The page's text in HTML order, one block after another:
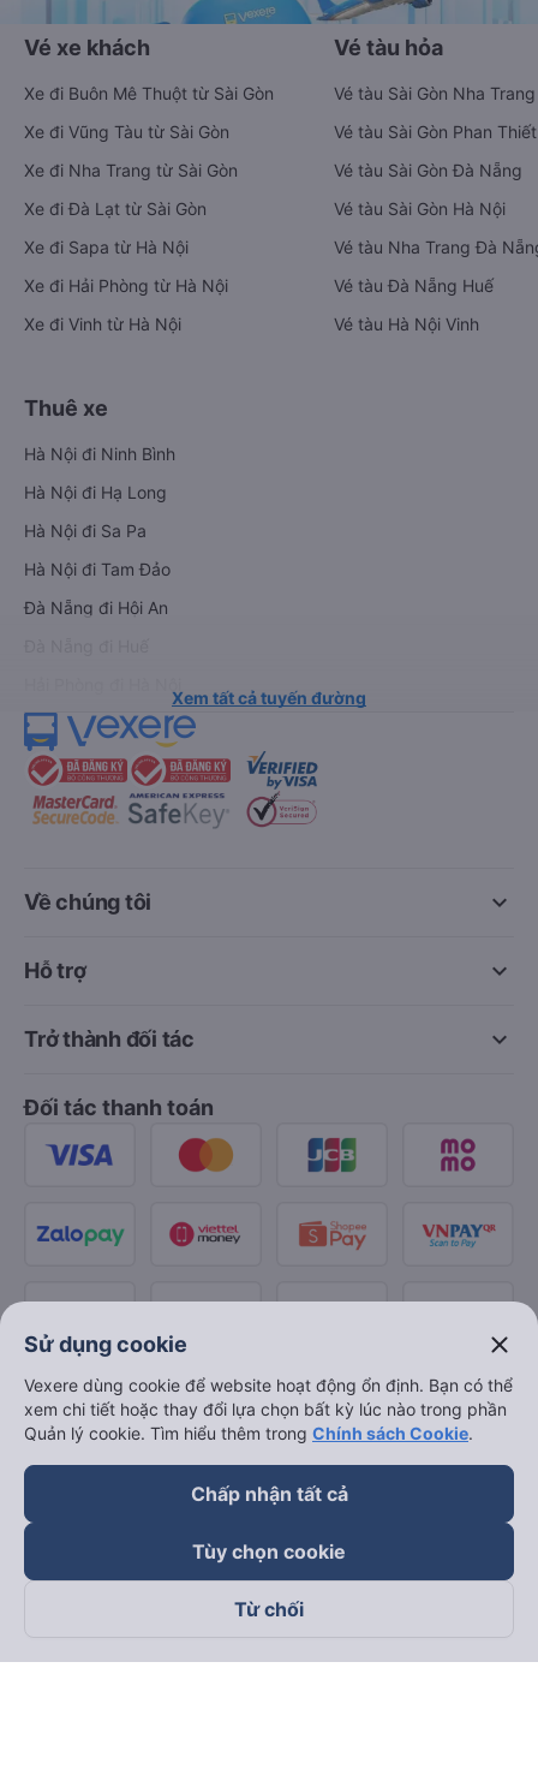
Vé xe khách
Xe đi Buôn Mê Thuột từ Sài Gòn
Xe đi Vũng Tàu từ Sài Gòn
Xe đi Nha Trang từ Sài Gòn
Xe đi Đà Lạt từ Sài Gòn
Xe đi Sapa từ Hà Nội
Xe đi Hải Phòng từ Hà Nội
Xe đi Vinh từ Hà Nội
Vé tàu hỏa
Vé tàu Sài Gòn Nha Trang
Vé tàu Sài Gòn Phan Thiết
Vé tàu Sài Gòn Đà Nẵng
Vé tàu Sài Gòn Hà Nội
Vé tàu Nha Trang Đà
Vé tàu Đà Nẵng Huế
Vé tàu Hà Nội Vinh
Thuê xe
Hà Nội đi Ninh Bình
Hà Nội đi Hạ Long
Hà Nội đi Sa Pa
Hà Nội đi Tam Đảo
Đà Nẵng đi Hội An
Xem tất cả tuyến đường
keyboard_arrow_down
Về chúng tôi
keyboard_arrow_down
Hỗ trợ
keyboard_arrow_down
Trở thành đối tác
Đối tác thanh toán
Theo dõi chúng tôi trên
Sử dụng cookie close
Vexere dùng cookie để website hoạt động ổn định. Bạn có thể
xem chi tiết hoặc thay đổi lựa chọn bất kỳ lúc nào trong phần
Quản lý cookie. Tìm hiểu thêm trong Chính sách Cookie.
Chấp nhận tất cả
Tùy chọn cookie
Từ chối